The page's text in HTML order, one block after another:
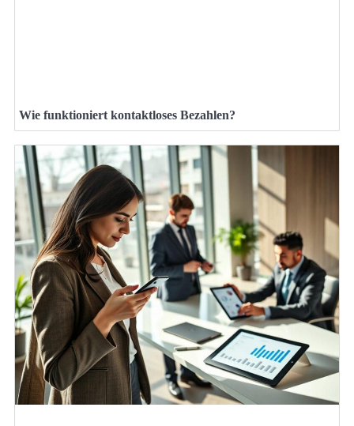
Wie funktioniert kontaktloses Bezahlen?